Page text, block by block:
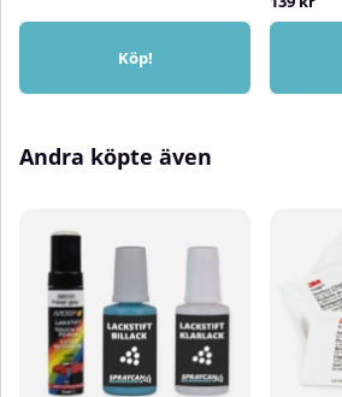
användning genom att spraya
upp och ner i 5 sekunder⚠️
Applicera inte på syntetiska
färger🎨 Färg på skärm kan
Köp!
Andra köpte även